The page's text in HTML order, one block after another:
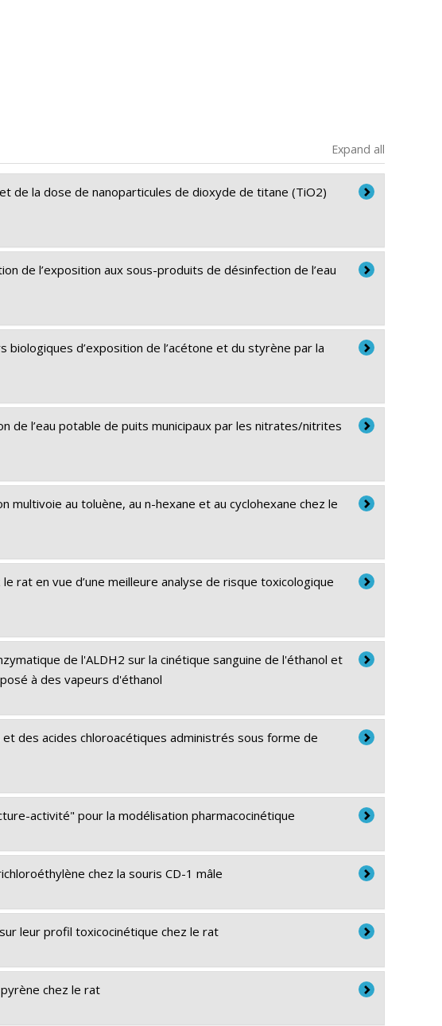
Expand all
de la dose de nanoparticules de dioxyde de titane (TiO2)
de l’exposition aux sous-produits de désinfection de l’eau
biologiques d’exposition de l’acétone et du styrène par la
de l’eau potable de puits municipaux par les nitrates/nitrites
multivoie au toluène, au n-hexane et au cyclohexane chez le
rat en vue d’une meilleure analyse de risque toxicologique
de l'ALDH2 sur la cinétique sanguine de l'éthanol et
à des vapeurs d'éthanol
des acides chloroacétiques administrés sous forme de
activité" pour la modélisation pharmacocinétique
chez la souris CD-1 mâle
leur profil toxicocinétique chez le rat
chez le rat